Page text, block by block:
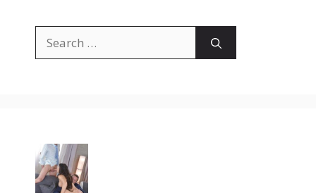
for: